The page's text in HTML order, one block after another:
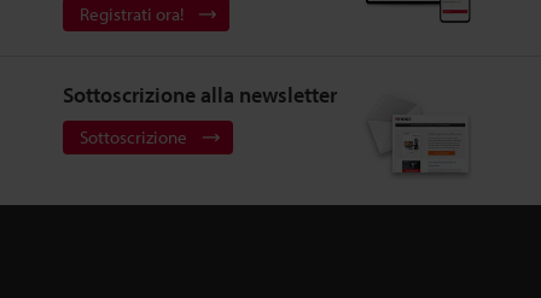
Registrati ora!
Sottoscrizione alla newsletter
Sottoscrizione